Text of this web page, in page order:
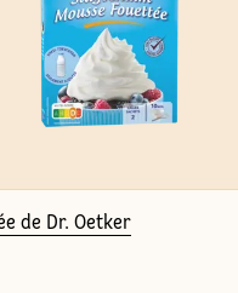
de Dr. Oetker